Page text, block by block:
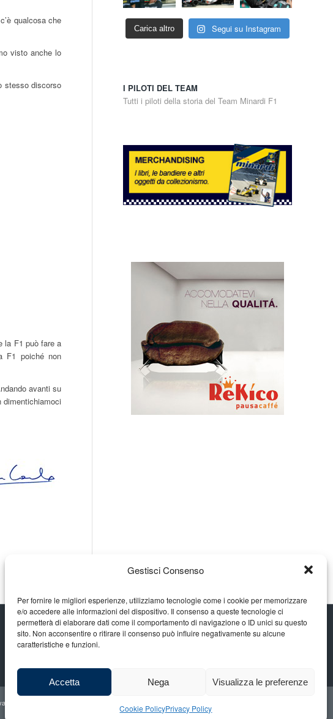
Gestisci Consenso
Per fornire le migliori esperienze, utilizziamo tecnologie come i cookie per memorizzare
e/o accedere alle informazioni del dispositivo. Il consenso a queste tecnologie ci
permetterà di elaborare dati come il comportamento di navigazione o ID unici su questo
sito. Non acconsentire o ritirare il consenso può influire negativamente su alcune
caratteristiche e funzioni.
Accetta Nega Visualizza le preferenze
Cookie PolicyPrivacy Policy
qualcosa che
visto anche lo
stesso discorso
la F1 può fare a
F1 poiché non
avanti su
Carica altro Segui su Instagram
I PILOTI DEL TEAM
Tutti i piloti della storia del Team Minardi F1
Gian Carlo Minardi Gear Merchandising